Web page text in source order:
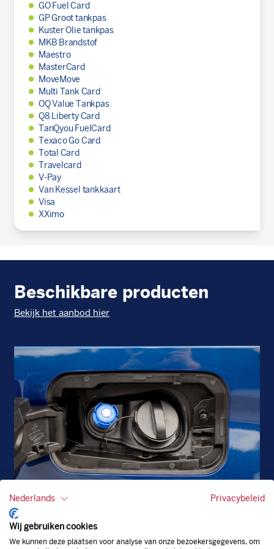
GO Fuel Card
GP Groot tankpas
Kuster Olie tankpas
MKB Brandstof
Maestro
MasterCard
MoveMove
Multi Tank Card
OQ Value Tankpas
Q8 Liberty Card
TanQyou FuelCard
Texaco Go Card
Total Card
Travelcard
V-Pay
Van Kessel tankkaart
Visa
XXimo
Beschikbare producten
Bekijk het aanbod hier
AdBlue
Nederlands Privacybeleid
Wij gebruiken cookies
We kunnen deze plaatsen voor analyse van onze bezoekersgegevens, om